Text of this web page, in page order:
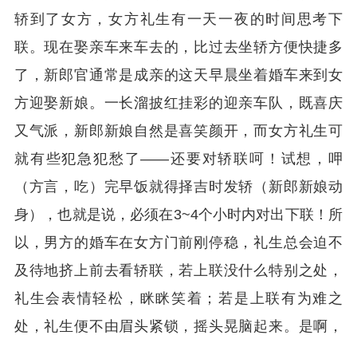
轿到了女方，女方礼生有一天一夜的时间思考下
联。现在娶亲车来车去的，比过去坐轿方便快捷多
了，新郎官通常是成亲的这天早晨坐着婚车来到女
方迎娶新娘。一长溜披红挂彩的迎亲车队，既喜庆
又气派，新郎新娘自然是喜笑颜开，而女方礼生可
就有些犯急犯愁了——还要对轿联呵！试想，呷
（方言，吃）完早饭就得择吉时发轿（新郎新娘动
身），也就是说，必须在3~4个小时内对出下联！所
以，男方的婚车在女方门前刚停稳，礼生总会迫不
及待地挤上前去看轿联，若上联没什么特别之处，
礼生会表情轻松，眯眯笑着；若是上联有为难之
处，礼生便不由眉头紧锁，摇头晃脑起来。是啊，